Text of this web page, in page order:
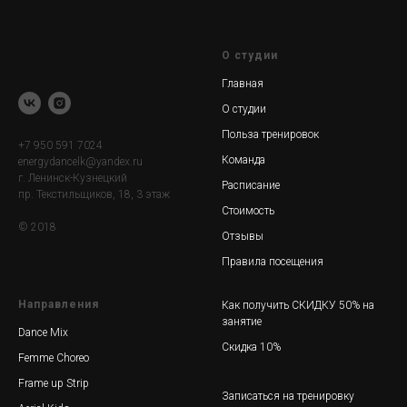
+7 950 591 7024
energydancelk@yandex.ru
г. Ленинск-Кузнецкий
пр. Текстильщиков, 18, 3 этаж
© 2018
О студии
Главная
О студии
Польза тренировок
Команда
Расписание
Стоимость
Отзывы
Правила посещения
Направления
Dance Mix
Femme Choreo
Frame up Strip
Как получить СКИДКУ 50% на
занятие
Скидка 10%
Записаться на тренировку